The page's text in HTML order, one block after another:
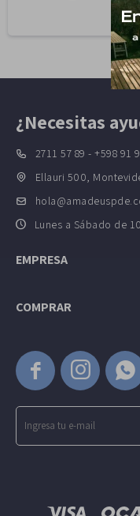
  
¿Necesitas
2711 57 89 - +598 91
Ellauri 500,
Lunes a Sábado de
EMPRESA
COMPRAR